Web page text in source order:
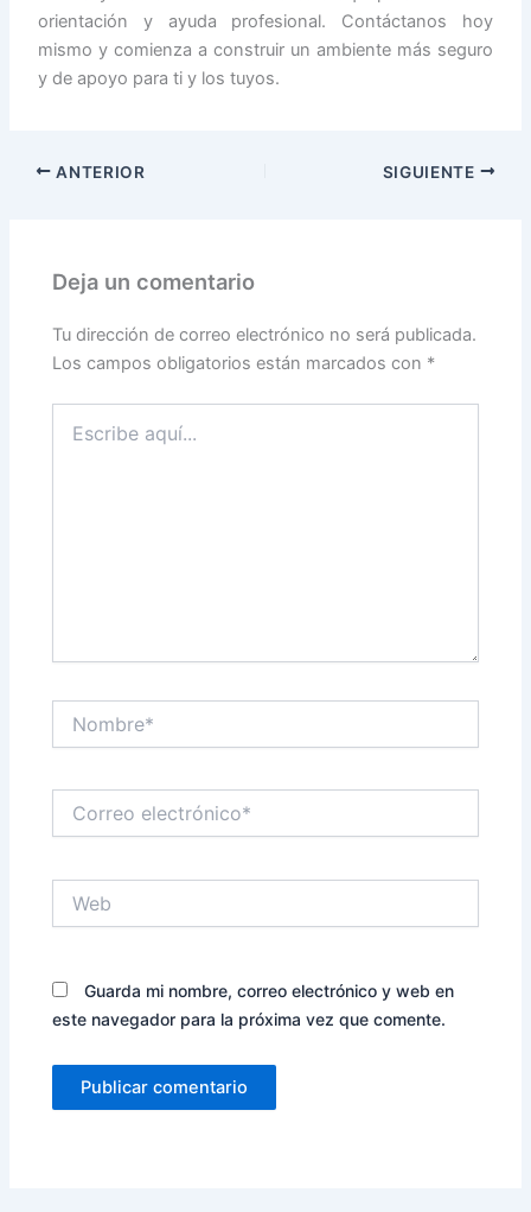
orientación y ayuda profesional. Contáctanos hoy
mismo y comienza a construir un ambiente más seguro
y de apoyo para ti y los tuyos.
ANTERIOR SIGUIENTE
Deja un comentario
Tu dirección de correo electrónico no será publicada.
Los campos obligatorios están marcados con *
aquí...
electrónico*
Guarda mi nombre, correo electrónico y web en
este navegador para la próxima vez que comente.